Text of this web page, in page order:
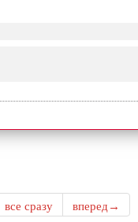
все сразу вперед→